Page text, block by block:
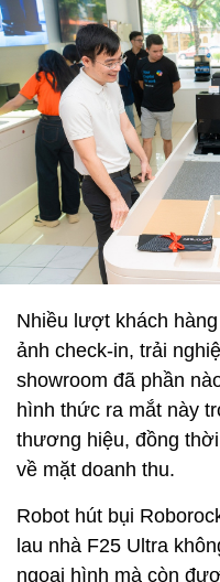
Nhiều lượt khách
ảnh check-in, trải
showroom đã phần
hình thức ra mắt này
thương hiệu, đồng
về mặt doanh thu.
Robot hút bụi
lau nhà F25 Ultra
ngoại hình mà còn